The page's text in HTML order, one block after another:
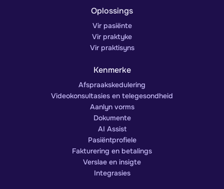
Oplossings
Vir pasiënte
Vir praktyke
Vir praktisyns
Kenmerke
Afspraakskedulering
Videokonsultasies en telegesondheid
Aanlyn vorms
Dokumente
AI Assist
Pasiëntprofiele
Fakturering en betalings
Verslae en insigte
Integrasies